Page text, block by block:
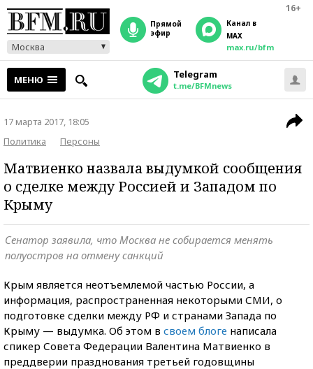
16+
Москва
прямой
эфир
Канал в
MAX
max.ru/bfm
МЕНЮ Telegram
t.me/BFMnews
17 марта 2017, 18:05
Политика
Персоны
Матвиенко назвала выдумкой сообщения
о сделке между Россией и Западом по
Крыму
Сенатор заявила, что Москва не собирается менять
полуостров на отмену санкций
Крым является неотъемлемой частью России, а
информация, распространенная некоторыми СМИ, о
подготовке сделки между РФ и странами Запада по
Крыму — выдумка. Об этом в своем блоге написала
спикер Совета Федерации Валентина Матвиенко в
преддверии празднования третьей годовщины